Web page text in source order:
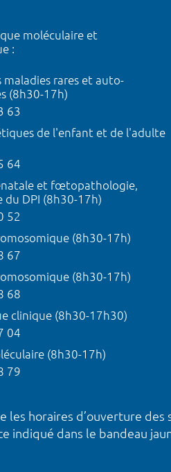
moléculaire et
:
maladies rares et auto-
(8h30-17h)
63
de l'enfant et de l'adulte
64
et fœtopathologie,
DPI (8h30-17h)
52
(8h30-17h)
67
(8h30-17h)
68
clinique (8h30-17h30)
04
(8h30-17h)
79
les horaires d’ouverture
indiqué dans le bandeau